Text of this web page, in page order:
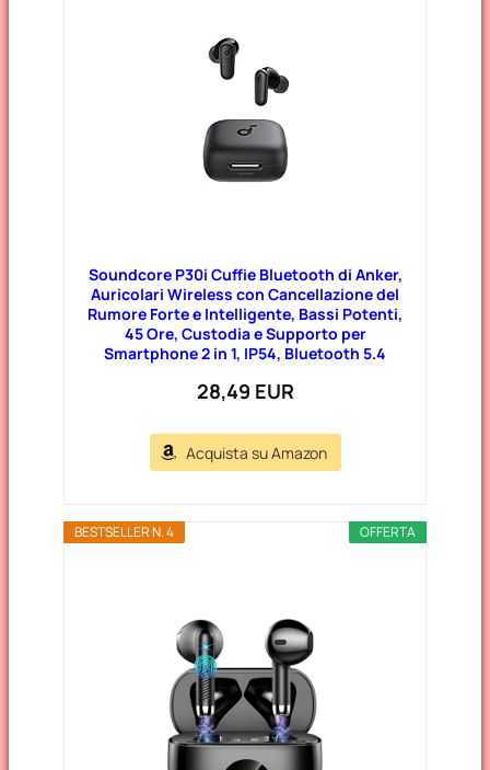
Soundcore P30i Cuffie Bluetooth di Anker,
Auricolari Wireless con Cancellazione del
Rumore Forte e Intelligente, Bassi Potenti,
45 Ore, Custodia e Supporto per
Smartphone 2 in 1, IP54, Bluetooth 5.4
28,49 EUR
Acquista su Amazon
OFFERTA
BESTSELLER N. 4